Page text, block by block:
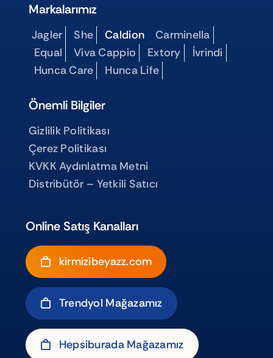
Online Satış Kanalları
kirmizibeyazz.com
Trendyol Mağazamız
Hepsiburada Mağazamız
Markalarımız
Jagler She Caldion
Carminella
Equal
Viva Cappio Extory
İvrindi
Hunca Care
Hunca Life
Önemli Bilgiler
Gizlilik Politikası
Çerez Politikası
KVKK Aydınlatma Metni
Distribütör – Yetkili Satıcı